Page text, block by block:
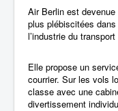
Air Berlin est devenue
plus plébiscitées
l’industrie du transport
Elle propose un
courrier. Sur les vols
classe avec une
divertissement